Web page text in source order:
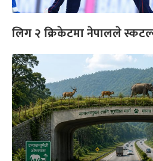
लिग २ क्रिकेटमा नेपालले